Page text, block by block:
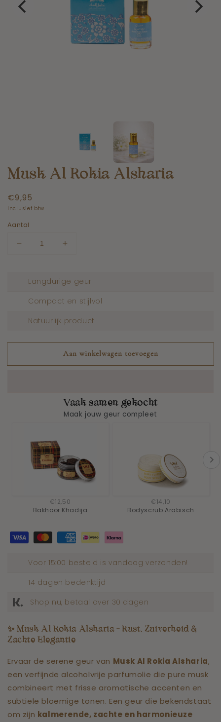
Musk Al Rokia Alsharia
Normale
prijs
€9,95
Inclusief btw.
Aantal
Aantal
Musk
Rokia
Aantal
Musk
Al
Rokia
Langdurige geur
Compact en stijlvol
Natuurlijk product
Aan winkelwagen toevoegen
Vaak samen gekocht
Maak jouw geur compleet
€12,50
Bakhoor Khadija
€14,10
Bodyscrub Arabisch
Voor 15:00 besteld is vandaag verzonden!
14 dagen bedenktijd
Shop nu, betaal over 30 dagen
✨Musk Al Rokia Alsharia – Rust, Zuiverheid &
Zachte Elegantie
Ervaar de serene geur van Musk Al Rokia Alsharia,
een verfijnde alcoholvrije parfumolie die pure musk
combineert met frisse aromatische accenten en
subtiele bloemige tonen. Een geur die bekendstaat
om zijn kalmerende, zachte en harmonieuze